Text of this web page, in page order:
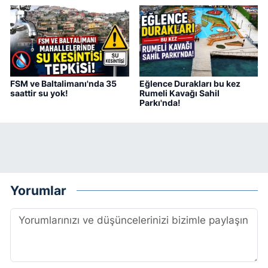
FSM ve Baltalimanı'nda 35
saattir su yok!
Eğlence Durakları bu kez
Rumeli Kavağı Sahil
Parkı'nda!
Yorumlar